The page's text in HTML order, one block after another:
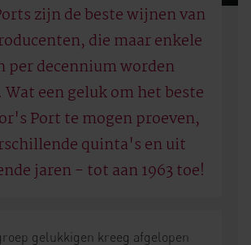
zijn de beste wijnen van
die maar enkele
per decennium worden
een geluk om het beste
Port te mogen proeven,
quinta's en uit
jaren - tot aan 1963 toe!
gelukkigen kreeg afgelopen